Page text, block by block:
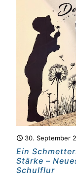
30. September
Ein
Stärke –
Schulflur